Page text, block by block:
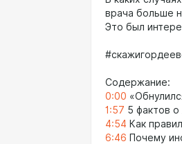
врача больше
Это был
Содержание:
0:00
1:57 5 фактов
4:54 Как
6:46 Почему